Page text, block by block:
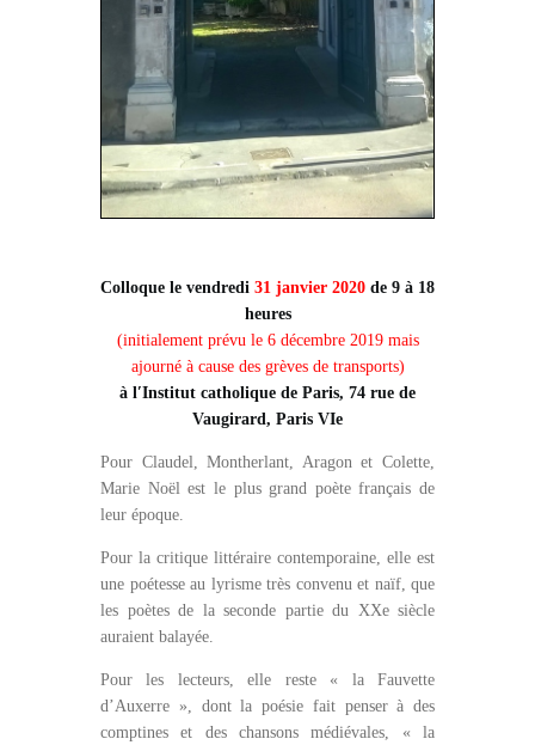
Colloque le vendredi 31 janvier 2020 de 9 à 18
heures
(initialement prévu le 6 décembre 2019 mais
ajourné à cause des grèves de transports)
à l′Institut catholique de Paris, 74 rue de
Vaugirard, Paris VIe
Pour Claudel, Montherlant, Aragon et Colette,
Marie Noël est le plus grand poète français de
leur époque.
Pour la critique littéraire contemporaine, elle est
une poétesse au lyrisme très convenu et naïf, que
les poètes de la seconde partie du XXe siècle
auraient balayée.
Pour les lecteurs, elle reste « la Fauvette
d’Auxerre », dont la poésie fait penser à des
comptines et des chansons médiévales, « la